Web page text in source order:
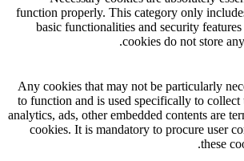
function properly. This category only
basic functionalities and security
cookies do not store
Any cookies that may not be particularly
to function and is used specifically to collect
analytics, ads, other embedded contents are
cookies. It is mandatory to procure user
these